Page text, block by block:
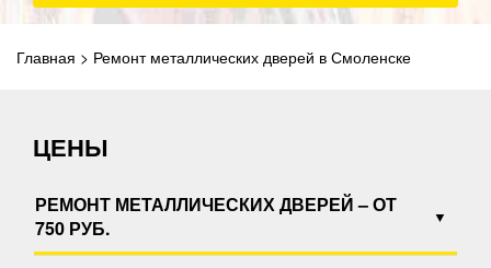
Главная > Ремонт металлических дверей в Смоленске
ЦЕНЫ
РЕМОНТ МЕТАЛЛИЧЕСКИХ ДВЕРЕЙ – ОТ
750 РУБ.